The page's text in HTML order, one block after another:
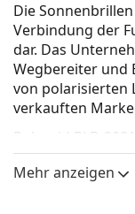
Die
Verbindung der
dar. Das
Wegbereiter und
von polarisierten
verkauften
Polaroid PLD
für Männer.
Mit der
Mehr anzeigen